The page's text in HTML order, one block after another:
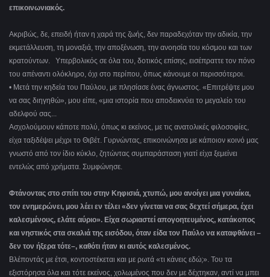
επικοινωνιακός.
Ακριβώς, δε, επειδή ήταν η χαρά της ζωής, δεν παραδεχόταν την αδικία, την
εκμετάλλευση, τη μοναξιά, την αποξένωση, την ανοησία του κόσμου και των
κρατούντων. Υπερβολικός σε όλα του, δοτικός επίσης, εισέπραττε τον πόνο
του απέναντι ολόκληρο, όχι στο περίπου, όπως κάνουμε οι περισσότεροι.
• Μετά την κηδεία του Παύλου, με πλησίασε ένας άγνωστος. «Επιτρέψτε μου
να σας διηγηθώ», μου είπε, «μια ιστορία που αποδεικνύει το μεγαλείο του
αδελφού σας...
Ασχολούμουν κάποτε πολύ, όπως κι εκείνος, με τις ανατολικές φιλοσοφίες,
είχα ταξιδέψει μέχρι το Θιβέτ. Γυρνώντας, επικοινώνησα με κάποιον κοινό μας
γνωστό από τον ίδιο κύκλο, ζητώντας συμπαράσταση γιατί είχα ξεμείνει
εντελώς από χρήματα. Συμφώνησε.
Φτάνοντας στο σπίτι του στην Κηφισιά, χτυπώ, μου ανοίγει μια γυναίκα,
τον ενημερώνει, μου λέει εν τέλει «δεν γίνεται να σας δεχτεί σήμερα, έχει
καλεσμένους, ελάτε αύριο». Είχα σωριαστεί απογοητευμένος, κατάκοπος
και νηστικός στα σκαλιά της εισόδου, όταν είδα τον Παύλο να καταφθάνει –
δεν τον ήξερα τότε–, καθότι ήταν κι αυτός καλεσμένος.
Βλέποντάς με έτσι, κοντοστέκεται και με ρωτά «τι κάνεις εδώ;». Του τα
εξιστόρησα όλα και τότε εκείνος, χολωμένος που δεν με δέχτηκαν, αντί να μπει